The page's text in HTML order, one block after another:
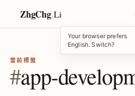
ZhgChg.Li
Your browser prefers
English. Switch?
當前標籤
#app-